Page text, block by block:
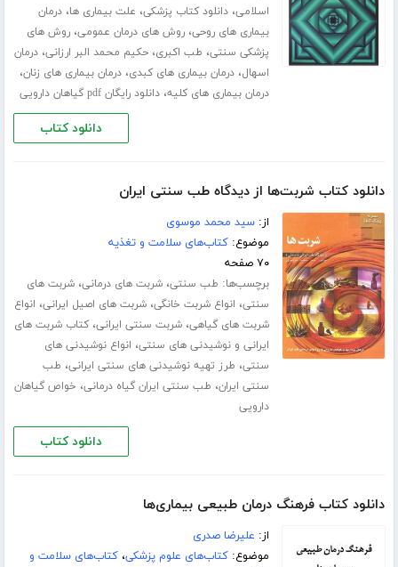
اسلامی،دانلود کتاب پزشکی، علت بیماری ها،درمان
بیماری های روحی،روش های درمان عمومی،روش های
پزشکی سنتی، طب اکبری،حکیم محمد البر ارزانی،درمان
اسهال،درمان بیماری های کبدی،درمان بیماری های زنان،
درمان بیماری های کلیه،دانلود رایگان pdf گیاهان دارویی
دانلود کتاب
دانلود کتاب شربت‌ها از دیدگاه طب سنتی ایران
از:سید محمد موسوی
موضوع:کتاب‌های سلامت و تغذیه
۷۰ صفحه
برچسب‌ها: طب سنتی،شربت های درمانی،شربت های
سنتی، انواع شربت خانگی،شربت های اصیل ایرانی، انواع
شربت های گیاهی،شربت سنتی ایرانی،کتاب شربت های
ایرانی و نوشیدنی های سنتی، انواع نوشیدنی های
سنتی، طرز تهیه نوشیدنی های سنتی ایرانی، طب
سنتی ایران، طب سنتی ایران گیاه درمانی، خواص گیاهان
دارویی
دانلود کتاب
دانلود کتاب فرهنگ درمان طبیعی بیماری‌ها
از: علیرضا صدری
موضوع:کتاب‌های علوم پزشکی،کتاب‌های سلامت و